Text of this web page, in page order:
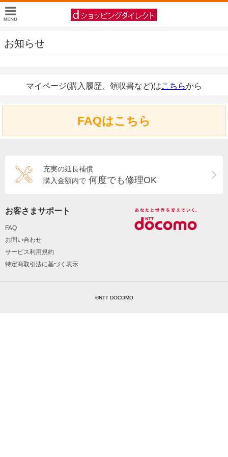
お知らせ
マイページ(購入履歴、領収書など)はこちらから
FAQはこちら
充実の延長補償
購入金額内で 何度でも修理OK
お客さまサポート
FAQ
お問い合わせ
サービス利用規約
特定商取引法に基づく表示
©NTT DOCOMO